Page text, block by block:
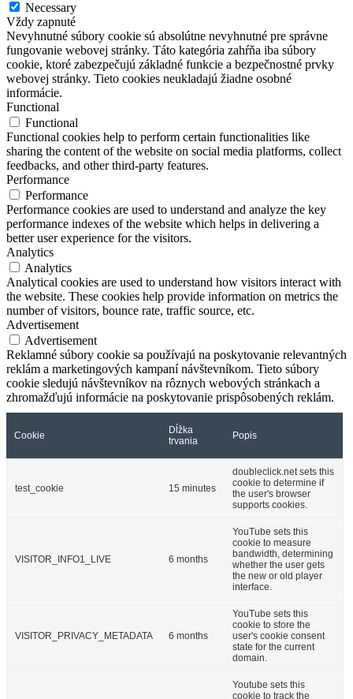
Necessary
Vždy zapnuté
Nevyhnutné súbory cookie sú absolútne nevyhnutné pre správne
fungovanie webovej stránky. Táto kategória zahŕňa iba súbory
cookie, ktoré zabezpečujú základné funkcie a bezpečnostné prvky
webovej stránky. Tieto cookies neukladajú žiadne osobné
informácie.
Functional
Functional
Functional cookies help to perform certain functionalities like
sharing the content of the website on social media platforms, collect
feedbacks, and other third-party features.
Performance
Performance
Performance cookies are used to understand and analyze the key
performance indexes of the website which helps in delivering a
better user experience for the visitors.
Analytics
Analytics
Analytical cookies are used to understand how visitors interact with
the website. These cookies help provide information on metrics the
number of visitors, bounce rate, traffic source, etc.
Advertisement
Advertisement
Reklamné súbory cookie sa používajú na poskytovanie relevantných
reklám a marketingových kampaní návštevníkom. Tieto súbory
cookie sledujú návštevníkov na rôznych webových stránkach a
zhromažďujú informácie na poskytovanie prispôsobených reklám.
Cookie
Dĺžka
trvania
Popis
test_cookie 15 minutes
doubleclick.net sets this
cookie to determine if
the user's browser
supports cookies.
VISITOR_INFO1_LIVE 6 months
YouTube sets this
cookie to measure
bandwidth, determining
whether the user gets
the new or old player
interface.
VISITOR_PRIVACY_METADATA 6 months
YouTube sets this
cookie to store the
user's cookie consent
state for the current
domain.
Youtube sets this
cookie to track the